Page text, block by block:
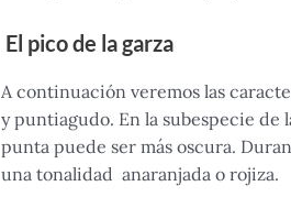
El pico de la garza
A continuación veremos las
y puntiagudo. En la subespecie de
punta puede ser más oscura.
una tonalidad anaranjada o rojiza.